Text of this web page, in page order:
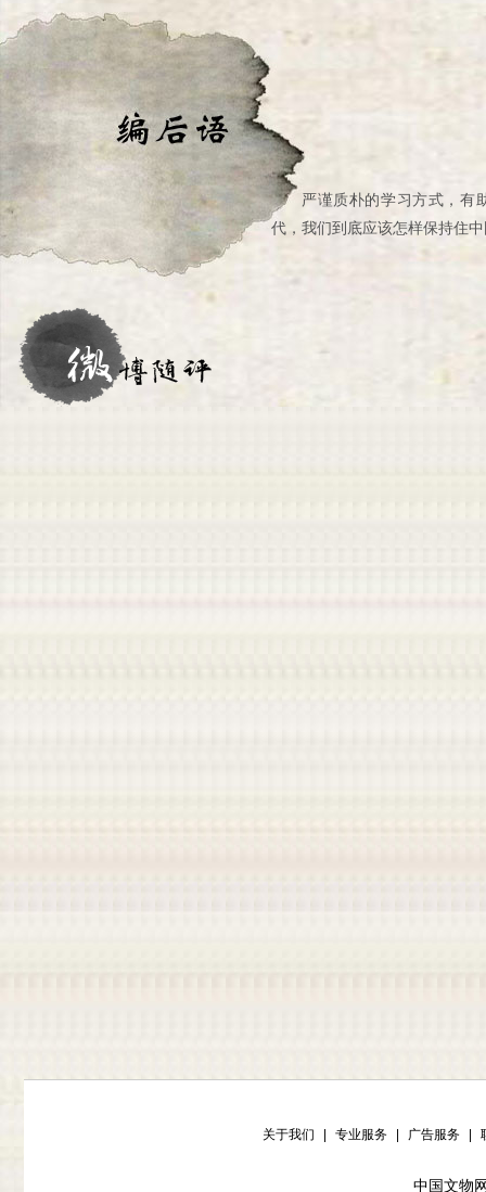
严谨质朴的学习方式，有
代，我们到底应该怎样保持住
关于我们 专业服务 广告服务
中国文物